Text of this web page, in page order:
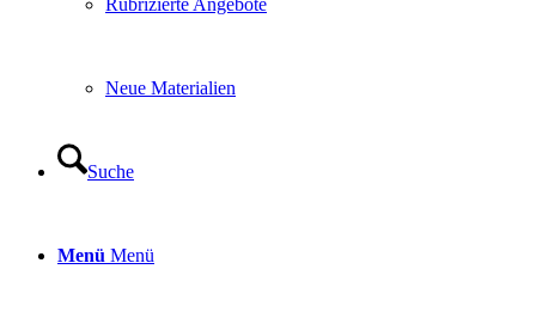
Rubrizierte Angebote
Neue Materialien
Suche
Menü Menü